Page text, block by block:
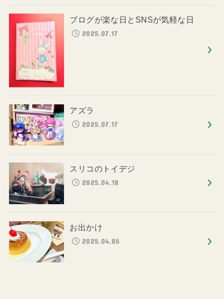
ブログが楽な日とSNSが気軽な日
2025.07.17
アズラ
2025.07.17
スリコのトイデジ
2025.04.18
お出かけ
2025.04.05